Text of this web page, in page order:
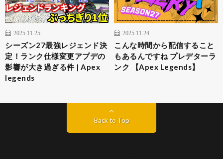
2025.11.25
シーズン27最強レジェンド決
定！ランク仕様変更アプデの
影響が大き過ぎる件 | Apex
legends
2025.11.24
こんな時間から配信すること
もあるんですね プレデターラ
ンク 【Apex Legends】
Back to Top